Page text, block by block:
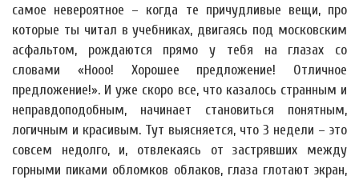
самое невероятное – когда те причудливые вещи, про
которые ты читал в учебниках, двигаясь под московским
асфальтом, рождаются прямо у тебя на глазах со
словами «Нооо! Хорошее предложение! Отличное
предложение!». И уже скоро все, что казалось странным и
неправдоподобным, начинает становиться понятным,
логичным и красивым. Тут выясняется, что 3 недели – это
совсем недолго, и, отвлекаясь от застрявших между
горными пиками обломков облаков, глаза глотают экран,